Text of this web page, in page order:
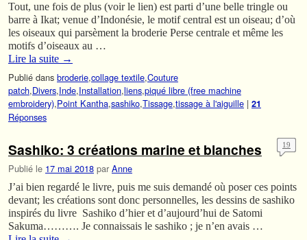
Tout, une fois de plus (voir le lien) est parti d’une belle tringle ou
barre à Ikat; venue d’Indonésie, le motif central est un oiseau; d’où
les oiseaux qui parsèment la broderie Perse centrale et même les
motifs d’oiseaux au …
Lire la suite →
Publié dans broderie,collage textile,Couture
patch,Divers,Inde,Installation,liens,piqué libre (free machine
embroidery),Point Kantha,sashiko,Tissage,tissage à l'aiguille | 21
Réponses
Sashiko: 3 créations marine et blanches
Publié le 17 mai 2018 par Anne
19
J’ai bien regardé le livre, puis me suis demandé où poser ces points
devant; les créations sont donc personnelles, les dessins de sashiko
inspirés du livre Sashiko d’hier et d’aujourd’hui de Satomi
Sakuma………. Je connaissais le sashiko ; je n’en avais …